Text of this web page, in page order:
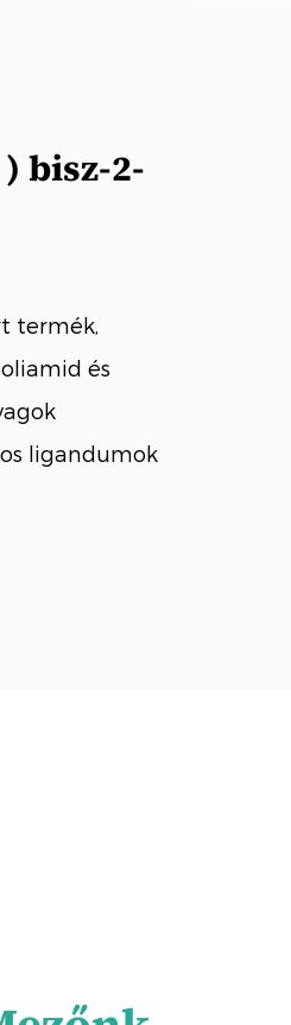
bisz-2-
termék,
és
ligandumok